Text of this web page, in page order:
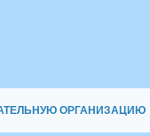
ОРГАНИЗАЦИЮ